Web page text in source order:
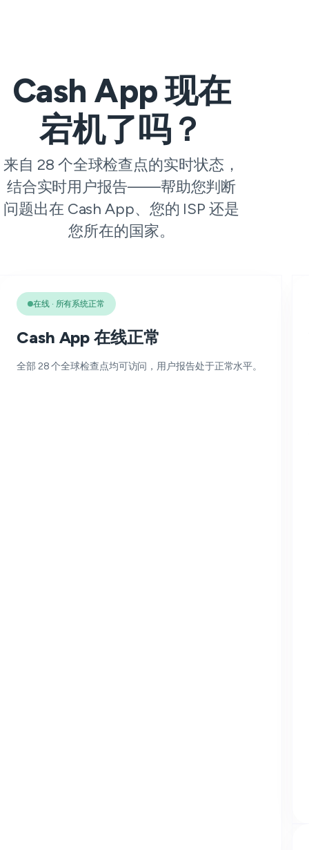
Cash App 现在
宕机了吗？
来自 28 个全球检查点的实时状态，
结合实时用户报告——帮助您判断
问题出在 Cash App、您的 ISP 还是
您所在的国家。
在线 · 所有系统正常
Cash App 在线正常
全部 28 个全球检查点均可访问，用户报告处于正常水平。